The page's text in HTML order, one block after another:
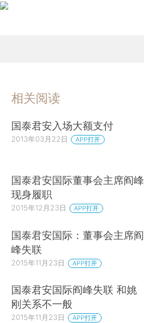
相关阅读
国泰君安入场大额支付
2013年03月22日 APP打开
国泰君安国际董事会主席阎峰
现身履职
2015年12月23日 APP打开
国泰君安国际：董事会主席阎
峰失联
2015年11月23日 APP打开
国泰君安国际阎峰失联 和姚
刚关系不一般
2015年11月23日 APP打开